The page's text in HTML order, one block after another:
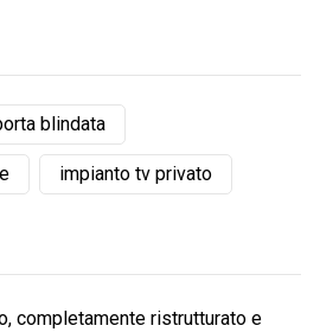
blindata
impianto tv privato
completamente ristrutturato e